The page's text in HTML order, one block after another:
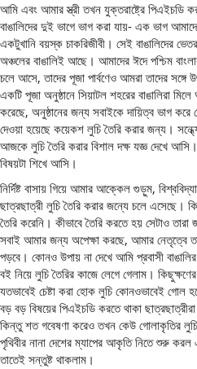
আমি এবং আমার স্ত্রী তখন যুক্তরাষ্ট্রে পিএইচডি
বাঙালিদের দুই ভাগে ভাগ করা যায়- এক ভাগ
একটুখানি বয়স্ক চাকরিজীবী। সেই বাঙালিদের
অঞ্চলের বাঙালিই আছে। আমাদের ঈদে পশ্চিম
চলে আসে, তাদের পূজা পার্বণেও আমরা তাদের
একটি পূজা অনুষ্ঠানে সিয়াটল শহরের বাঙালিরা
করেছে, অনুষ্ঠানের জন্য সবাইকে দায়িত্ব ভাগ করে
দেওয়া হয়েছে কয়েকশ লুচি তৈরি করার জন্য।
আজকে লুচি তৈরি করার বিশাল দক্ষ যজ্ঞ দেখে
বিষয়টা শিখে আসি।
নির্দিষ্ট বাসায় গিয়ে আমার আক্কেল গুড়ুম,
ছাত্রছাত্রী লুচি তৈরি করার জন্যে চলে এসেছে।
তৈরি করেনি। কীভাবে তৈরি করতে হয় সেটাও
সবাই আমার জন্য অপেক্ষা করছে, আমার নেতৃত্বে
পড়বে। কোনও উপায় না দেখে আমি প্রবাসী
বই নিয়ে লুচি তৈরির কাজে লেগে গেলাম।
যতভাবেই চেষ্টা করা হোক লুচি কোনওভাবেই গোল
বড় বড় বিষয়ের পিএইচডি করতে থাকা
কিন্তু শত গবেষণা করেও তখন কেউ গোলাকৃতির
পৃথিবীর নানা দেশের ম্যাপের আকৃতি নিতে শুরু
তাতেই সন্তুষ্ট থাকলাম।